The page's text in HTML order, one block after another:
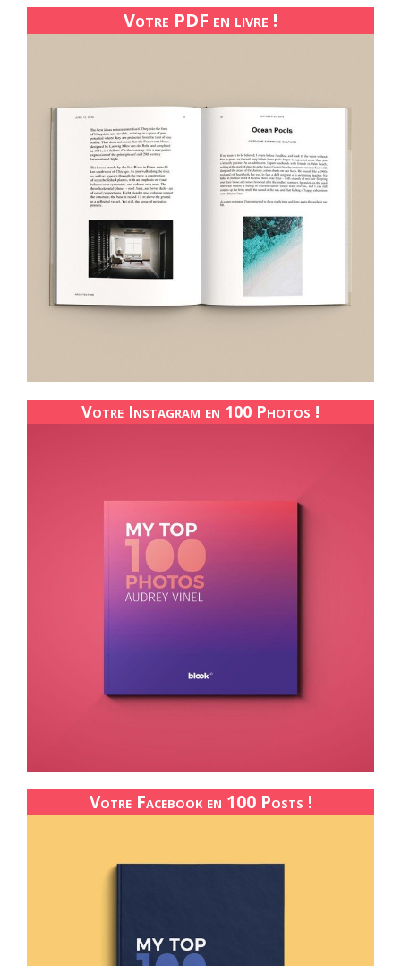
Votre PDF en livre !
Votre Instagram en 100 Photos !
Votre Facebook en 100 Posts !